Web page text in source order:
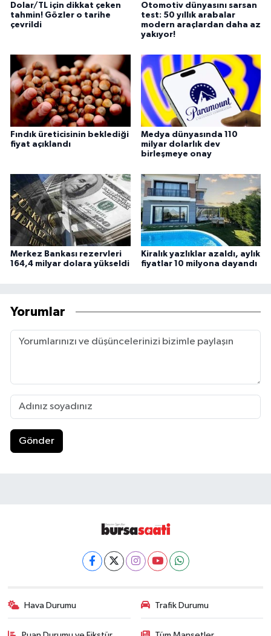
Dolar/TL için dikkat çeken
tahmin! Gözler o tarihe
çevrildi
Otomotiv dünyasını sarsan
test: 50 yıllık arabalar
modern araçlardan daha az
yakıyor!
Fındık üreticisinin beklediği
fiyat açıklandı
Medya dünyasında 110
milyar dolarlık dev
birleşmeye onay
Merkez Bankası rezervleri
164,4 milyar dolara yükseldi
Kiralık yazlıklar azaldı, aylık
fiyatlar 10 milyona dayandı
Yorumlar
Gönder
Hava Durumu Trafik Durumu